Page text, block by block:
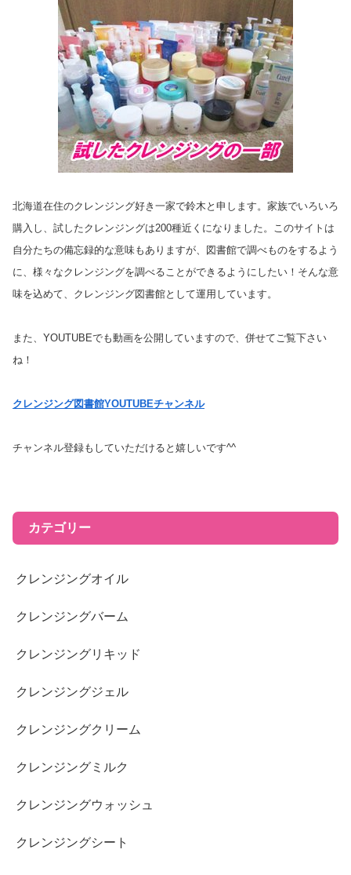
北海道在住のクレンジング好き一家で鈴木と申します。家族でいろいろ
購入し、試したクレンジングは200種近くになりました。このサイトは
自分たちの備忘録的な意味もありますが、図書館で調べものをするよう
に、様々なクレンジングを調べることができるようにしたい！そんな意
味を込めて、クレンジング図書館として運用しています。
また、YOUTUBEでも動画を公開していますので、併せてご覧下さい
ね！
クレンジング図書館YOUTUBEチャンネル
チャンネル登録もしていただけると嬉しいです^^
カテゴリー
クレンジングオイル
クレンジングバーム
クレンジングリキッド
クレンジングジェル
クレンジングクリーム
クレンジングミルク
クレンジングウォッシュ
クレンジングシート